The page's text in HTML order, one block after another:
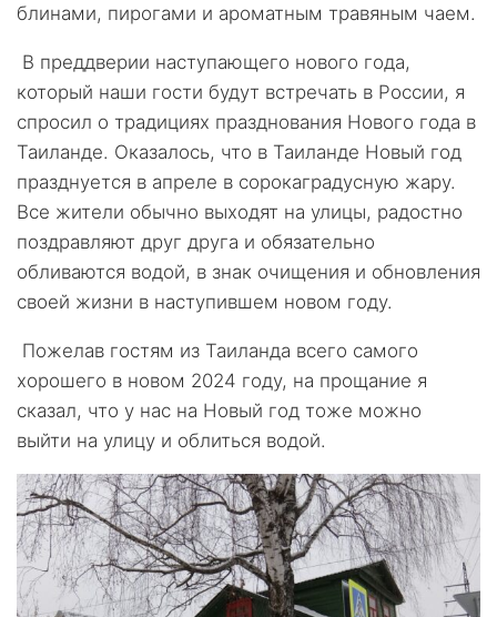
блинами, пирогами и ароматным травяным чаем.
В преддверии наступающего нового года,
который наши гости будут встречать в России, я
спросил о традициях празднования Нового года в
Таиланде. Оказалось, что в Таиланде Новый год
празднуется в апреле в сорокаградусную жару.
Все жители обычно выходят на улицы, радостно
поздравляют друг друга и обязательно
обливаются водой, в знак очищения и обновления
своей жизни в наступившем новом году.
Пожелав гостям из Таиланда всего самого
хорошего в новом 2024 году, на прощание я
сказал, что у нас на Новый год тоже можно
выйти на улицу и облиться водой.